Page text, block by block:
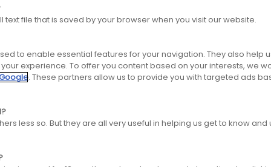
principale
de traitement des
text file that is saved by your browser when you visit our website.
to enable essential features for your navigation. They also help
experience. To offer you content based on your interests, we
. These partners allow us to provide you with targeted ads
less so. But they are all very useful in helping us get to know